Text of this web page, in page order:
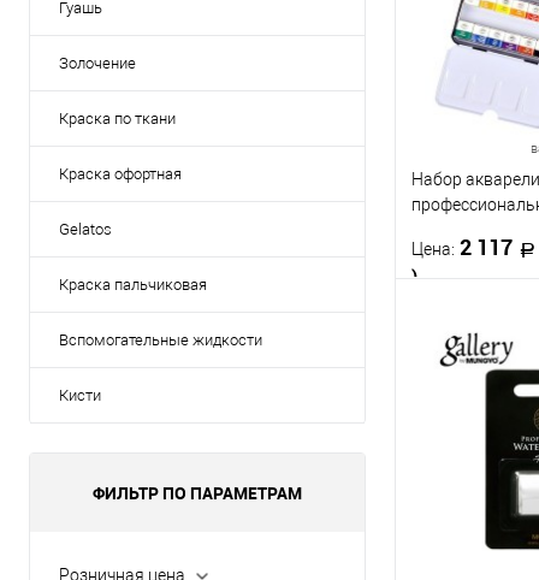
Гуашь
Золочение
Краска по ткани
Краска офортная
Gelatos
Краска пальчиковая
Вспомогательные жидкости
Кисти
ФИЛЬТР ПО ПАРАМЕТРАМ
Розничная цена
Набор акварели
GALLERY,
цветов
Цена: 2 117
)
Купить в 1
В избранное